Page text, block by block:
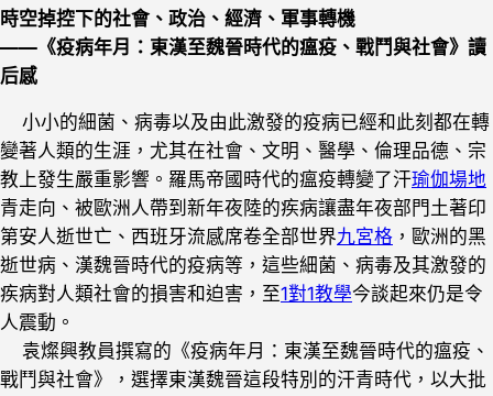
時空掉控下的社會、政治、經濟、軍事轉機
——《疫病年月：東漢至魏晉時代的瘟疫、戰鬥與社會》讀
后感
小小的細菌、病毒以及由此激發的疫病已經和此刻都在轉
變著人類的生涯，尤其在社會、文明、醫學、倫理品德、宗
教上發生嚴重影響。羅馬帝國時代的瘟疫轉變了汗瑜伽場地
青走向、被歐洲人帶到新年夜陸的疾病讓盡年夜部門土著印
第安人逝世亡、西班牙流感席卷全部世界九宮格 ，歐洲的黑
逝世病、漢魏晉時代的疫病等，這些細菌、病毒及其激發的
疾病對人類社會的損害和迫害，至1對1教學今談起來仍是令
人震動。
袁燦興教員撰寫的《疫病年月：東漢至魏晉時代的瘟疫、
戰鬥與社會》，選擇東漢魏晉這段特別的汗青時代，以大批